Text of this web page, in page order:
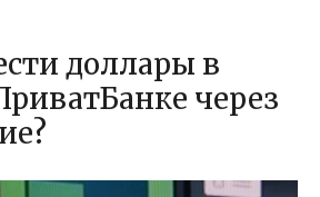
доллары в
через